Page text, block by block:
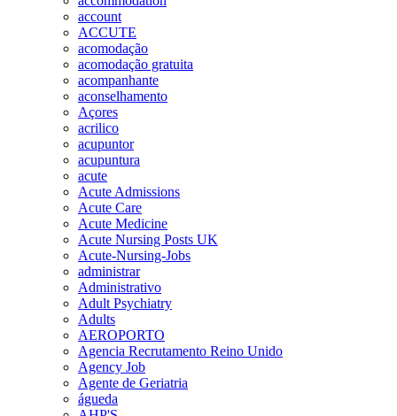
account
ACCUTE
acomodação
acomodação gratuita
acompanhante
aconselhamento
Açores
acrilico
acupuntor
acupuntura
acute
Acute Admissions
Acute Care
Acute Medicine
Acute Nursing Posts UK
Acute-Nursing-Jobs
administrar
Administrativo
Adult Psychiatry
Adults
AEROPORTO
Agencia Recrutamento Reino Unido
Agency Job
Agente de Geriatria
águeda